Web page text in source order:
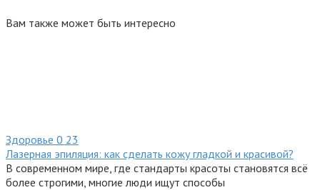
Вам также может быть интересно
Здоровье 0 23
Лазерная эпиляция: как сделать кожу гладкой и красивой?
В современном мире, где стандарты красоты становятся всё
более строгими, многие люди ищут способы